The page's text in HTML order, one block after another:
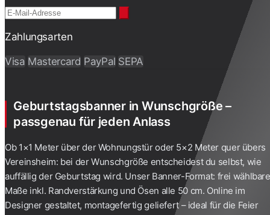
Zahlungsarten
Visa Mastercard PayPal SEPA
Geburtstagsbanner in Wunschgröße –
passgenau für jeden Anlass
Ob 1×1 Meter über der Wohnungstür oder 5×2 Meter quer übers
Vereinsheim: bei der Wunschgröße entscheidest du selbst, wie
auffällig der Geburtstag wird. Unser Banner-Format: frei wählbare
Maße inkl. Randverstärkung und Ösen alle 50 cm. Online im
Designer gestaltet, montagefertig geliefert – ideal für die Feier